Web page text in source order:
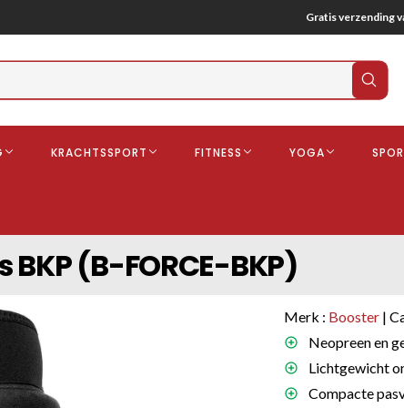
Gratis verzending
Gebitsbescherming
KRACHTSSPORT FITNESS YOGA
(B-FORCE-BKP)
Merk : Booster |
Neopreen en
Lichtgewicht
Compacte